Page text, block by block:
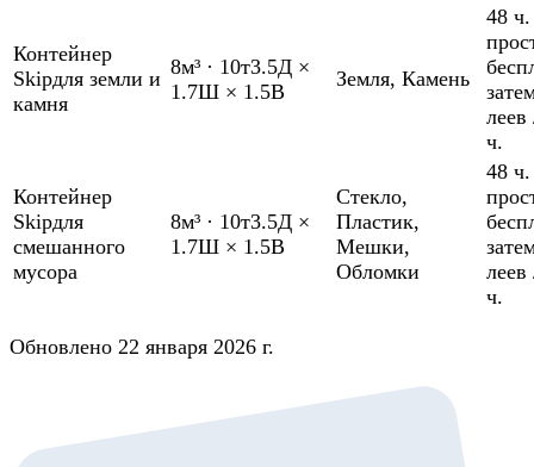
Контейнер
Skipдля земли и
камня
8м³ · 10т3.5Д ×
1.7Ш × 1.5В
Земля, Камень
48 ч.
леев
ч.
Контейнер
Skipдля
смешанного
мусора
8м³ · 10т3.5Д ×
1.7Ш × 1.5В
Стекло,
Пластик,
Мешки,
Обломки
48 ч.
леев
ч.
Обновлено 22 января 2026 г.